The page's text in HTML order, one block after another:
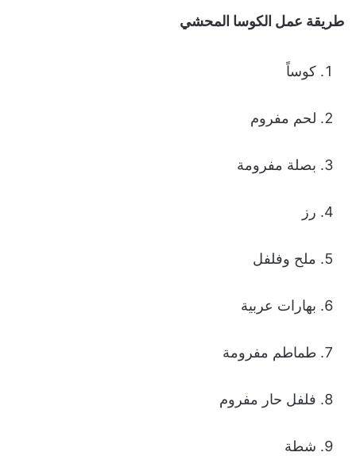
طريقة عمل الكوسا المحشي
كوساً
لحم مفروم
بصلة مفرومة
رز
ملح وفلفل
بهارات عربية
طماطم مفرومة
فلفل حار مفروم
شطة